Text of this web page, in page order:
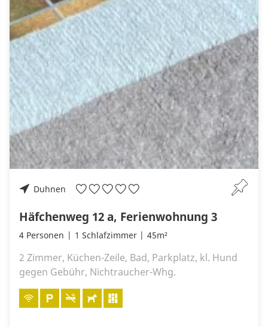
Duhnen
Häfchenweg 12 a, Ferienwohnung 3
4 Personen 1 Schlafzimmer 45m²
2 Zimmer, Küchen-Zeile, Bad, Parkplatz, kl. Hund
gegen Gebühr, Nichtraucher-Whg.